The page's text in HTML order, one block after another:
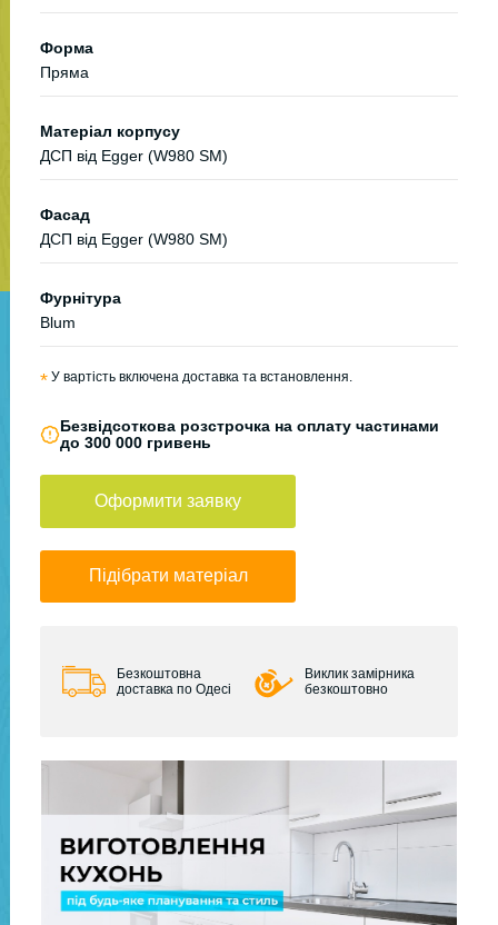
Форма
Пряма
Матеріал корпусу
ДСП від Egger (W980 SM)
Фасад
ДСП від Egger (W980 SM)
Фурнітура
Blum
* У вартість включена доставка та встановлення.
Безвідсоткова розстрочка на оплату частинами
до 300 000 гривень
Оформити заявку
Підібрати матеріал
Безкоштовна
доставка по Одесі
Виклик замірника
безкоштовно